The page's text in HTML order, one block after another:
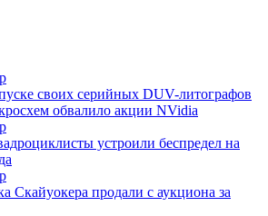
своих серийных DUV-литографов
обвалило акции NVidia
устроили беспредел на
Скайуокера продали с аукциона за